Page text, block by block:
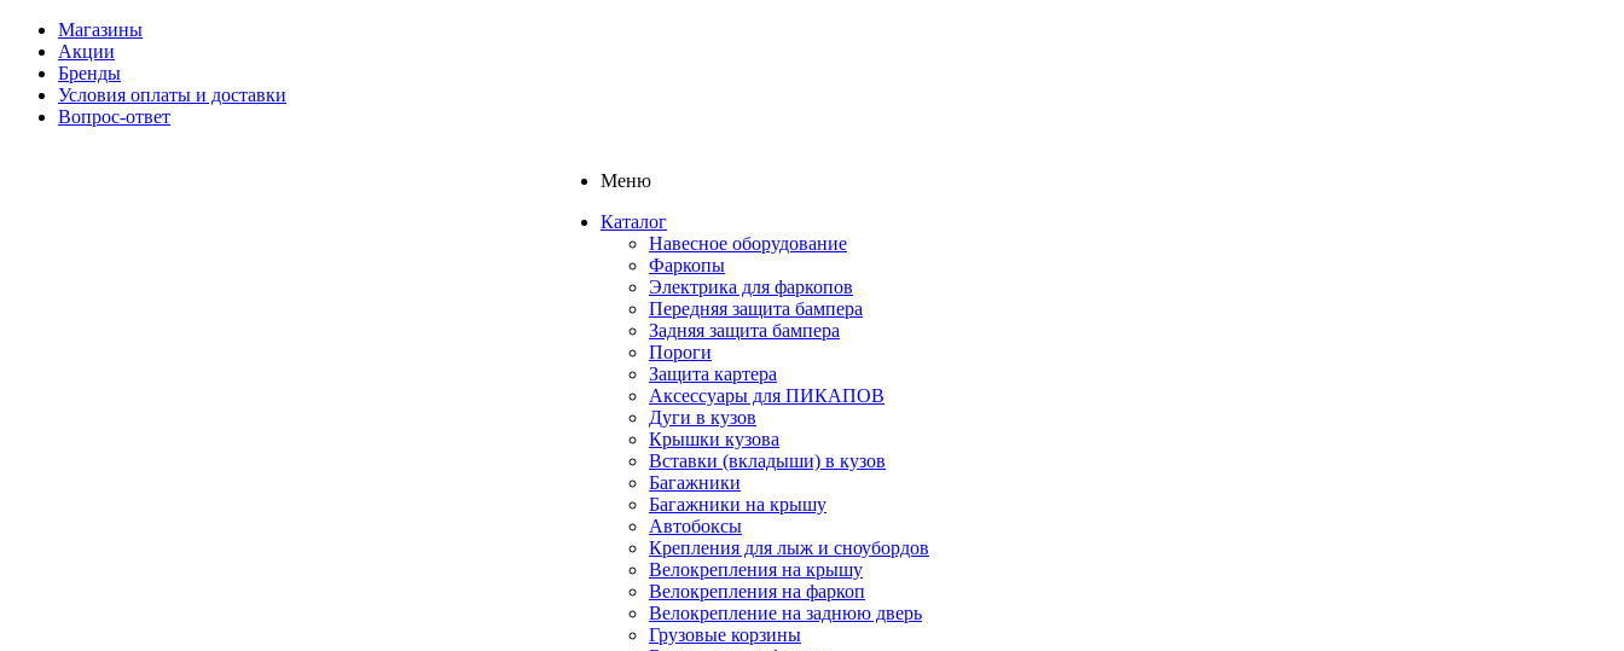
Магазины
Акции
Бренды
Условия оплаты и доставки
Вопрос-ответ
Меню
Каталог
Навесное оборудование
Фаркопы
Электрика для фаркопов
Передняя защита бампера
Задняя защита бампера
Пороги
Защита картера
Аксессуары для ПИКАПОВ
Дуги в кузов
Крышки кузова
Вставки (вкладыши) в кузов
Багажники
Багажники на крышу
Автобоксы
Крепления для лыж и сноубордов
Велокрепления на крышу
Велокрепления на фаркоп
Велокрепление на заднюю дверь
Грузовые корзины